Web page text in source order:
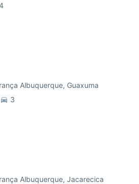
Albuquerque, Guaxuma
3
Albuquerque, Jacarecica